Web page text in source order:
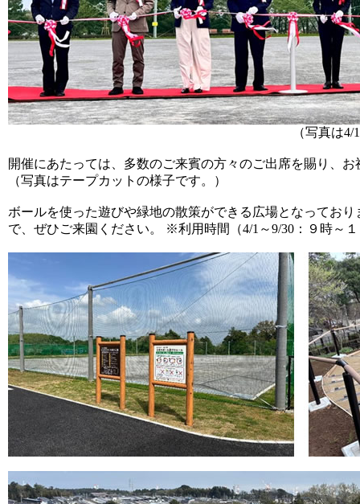
（写真は
開催にあたっては、多数のご来賓の方々のご出席を賜り、
（写真はテープカットの様子です。）
ボールを使った遊びや緑地の散策ができる広場となってお
で、ぜひご来園ください。 ※利用時間（4/1～9/30：９時～１